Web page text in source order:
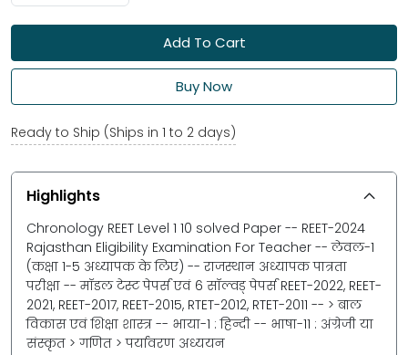
Add To Cart
Buy Now
Ready to Ship (Ships in 1 to 2 days)
Highlights
Chronology REET Level 1 10 solved Paper -- REET-2024
Rajasthan Eligibility Examination For Teacher -- लेवल-1
(कक्षा 1-5 अध्यापक के लिए) -- राजस्थान अध्यापक पात्रता
परीक्षा -- मॉडल टेस्ट पेपर्स एवं 6 सॉल्वड् पेपर्स REET-2022, REET-
2021, REET-2017, REET-2015, RTET-2012, RTET-2011 -- > बाल
विकास एवं शिक्षा शास्त्र -- भाया-1 : हिन्दी -- भाषा-11 : अंग्रेजी या
संस्कृत > गणित > पर्यावरण अध्ययन